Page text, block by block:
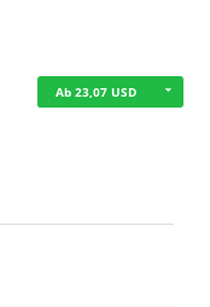
Ab 23,07 USD